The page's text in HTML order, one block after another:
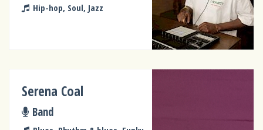
Hip-hop, Soul, Jazz
Serena Coal
Band